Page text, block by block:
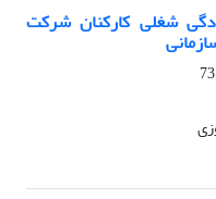
شغلی کارکنان شرکت